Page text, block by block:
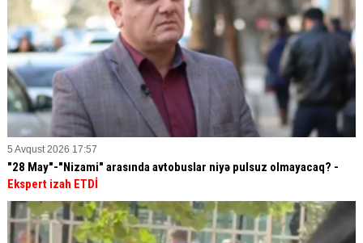
5 Avqust 2026 17:57
"28 May"-"Nizami" arasında avtobuslar niyə pulsuz olmayacaq? -
Ekspert izah ETDİ